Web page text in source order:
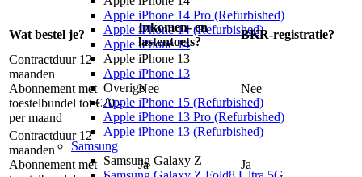
Apple iPhone 14 Pro (Refurbished)
Apple iPhone 14 (Refurbished)
Apple iPhone 14
Apple iPhone 13
Apple iPhone 13
Overige
Apple iPhone 15 (Refurbished)
Apple iPhone 13 Pro (Refurbished)
Apple iPhone 13 (Refurbished)
Samsung
Samsung Galaxy Z
Wat bestel je?
Inkomen- en
lastentoets?
BKR-registratie?
Contractduur 12
maanden
Abonnement met
toestelbundel tot €20,-
per maand
Nee Nee
Contractduur 12
maanden
Abonnement met
Ja Ja